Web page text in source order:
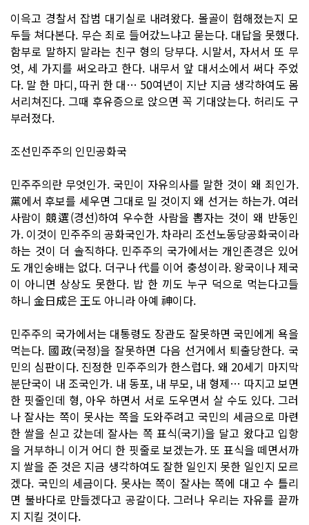
이윽고 경찰서 잡범 대기실로 내려왔다. 몰골이 험해졌는지 모
두들 쳐다본다. 무슨 죄로 들어갔느냐고 묻는다. 대답을 못했다.
함부로 말하지 말라는 친구 형의 당부다. 시말서, 자서서 또 무
엇, 세 가지를 써오라고 한다. 내무서 앞 대서소에서 써다 주었
다. 말 한 마디, 따귀 한 대… 50여년이 지난 지금 생각하여도 몸
서리쳐진다. 그때 후유증으로 앉으면 꼭 기대앉는다. 허리도 구
부러졌다.
조선민주주의 인민공화국
민주주의란 무엇인가. 국민이 자유의사를 말한 것이 왜 죄인가.
黨에서 후보를 세우면 그대로 밀 것이지 왜 선거는 하는가. 여러
사람이 競選(경선)하여 우수한 사람을 뽑자는 것이 왜 반동인
가. 이것이 민주주의 공화국인가. 차라리 조선노동당공화국이라
하는 것이 더 솔직하다. 민주주의 국가에서는 개인존경은 있어
도 개인숭배는 없다. 더구나 代를 이어 충성이라. 왕국이나 제국
이 아니면 상상도 못한다. 밥 한 끼도 누구 덕으로 먹는다고들
하니 金日成은 王도 아니라 아예 神이다.
민주주의 국가에서는 대통령도 장관도 잘못하면 국민에게 욕을
먹는다. 國政(국정)을 잘못하면 다음 선거에서 퇴출당한다. 국
민의 심판이다. 진정한 민주주의가 한스럽다. 왜 20세기 마지막
분단국이 내 조국인가. 내 동포, 내 부모, 내 형제… 따지고 보면
한 핏줄인데 형, 아우 하면서 서로 도우면서 살 수도 있다. 그러
나 잘사는 쪽이 못사는 쪽을 도와주려고 국민의 세금으로 마련
한 쌀을 싣고 갔는데 잘사는 쪽 표식(국기)을 달고 왔다고 입항
을 거부하니 이거 어디 한 핏줄로 보겠는가. 또 표식을 떼면서까
지 쌀을 준 것은 지금 생각하여도 잘한 일인지 못한 일인지 모르
겠다. 국민의 세금이다. 못사는 쪽이 잘사는 쪽에 대고 수 틀리
면 불바다로 만들겠다고 공갈이다. 그러나 우리는 자유를 끝까
지 지킬 것이다.